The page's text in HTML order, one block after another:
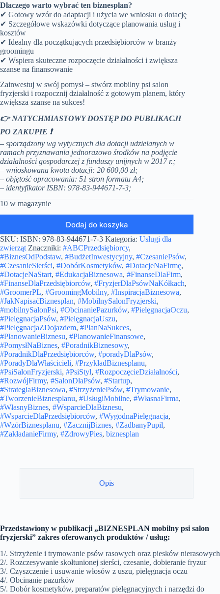
Dlaczego warto wybrać ten biznesplan?
✔ Gotowy wzór do adaptacji i użycia we wniosku o dotację
✔ Szczegółowe wskazówki dotyczące planowania usług i
kosztów
✔ Idealny dla początkujących przedsiębiorców w branży
groomingu
✔ Wspiera skuteczne rozpoczęcie działalności i zwiększa
szanse na finansowanie
Zainwestuj w swój pomysł – stwórz mobilny psi salon
fryzjerski i rozpocznij działalność z gotowym planem, który
zwiększa szanse na sukces!
👉 NATYCHMIASTOWY DOSTĘP DO PUBLIKACJI
PO ZAKUPIE ❗
– sporządzony wg wytycznych dla dotacji udzielanych w
ramach przyznawania jednorazowo środków na podjęcie
działalności gospodarczej z funduszy unijnych w 2017 r.;
– wnioskowana kwota dotacji: 20 600,00 zł;
– objętość opracowania: 51 stron formatu A4;
– identyfikator ISBN: 978-83-944671-7-3;
10 w magazynie
Dodaj do koszyka
SKU: ISBN: 978-83-944671-7-3 Kategoria: Usługi dla
zwierząt Znaczniki: #ABCPrzedsiębiorcy,
#BiznesOdPodstaw, #BudżetInwestycyjny, #CzesaniePsów,
#CzesanieSierści, #DobórKosmetyków, #DotacjeNaFirmę,
#DotacjeNaStart, #EdukacjaBiznesowa, #FinanseDlaFirm,
#FinanseDlaPrzedsiębiorców, #FryzjerDlaPsówNaKółkach,
#GroomerPL, #GroomingMobilny, #InspiracjaBiznesowa,
#JakNapisaćBiznesplan, #MobilnySalonFryzjerski,
#mobilnySalonPsi, #ObcinaniePazurków, #PielęgnacjaOczu,
#PielęgnacjaPsów, #PielęgnacjaUszu,
#PielęgnacjaZDojazdem, #PlanNaSukces,
#PlanowanieBiznesu, #PlanowanieFinansowe,
#PomysłNaBiznes, #PoradnikBiznesowy,
#PoradnikDlaPrzedsiębiorców, #poradyDlaPsów,
#PoradyDlaWłaścicieli, #PrzykładBiznesplanu,
#PsiSalonFryzjerski, #PsiStyl, #RozpoczęcieDziałalności,
#RozwójFirmy, #SalonDlaPsów, #Startup,
#StrategiaBiznesowa, #StrzyżeniePsów, #Trymowanie,
#TworzenieBiznesplanu, #UsługiMobilne, #WłasnaFirma,
#WłasnyBiznes, #WsparcieDlaBiznesu,
#WsparcieDlaPrzedsiębiorców, #WygodnaPielęgnacja,
#WzórBiznesplanu, #ZacznijBiznes, #ZadbanyPupil,
#ZakładanieFirmy, #ZdrowyPies, biznesplan
Opis
Przedstawiony w publikacji „BIZNESPLAN mobilny psi salon
fryzjerski” zakres oferowanych produktów / usług:
1/. Strzyżenie i trymowanie psów rasowych oraz piesków nierasowych
2/. Rozczesywanie skołtunionej sierści, czesanie, dobieranie fryzur
3/. Czyszczenie i usuwanie włosów z uszu, pielęgnacja oczu
4/. Obcinanie pazurków
5/. Dobór kosmetyków, preparatów pielęgnacyjnych i narzędzi do